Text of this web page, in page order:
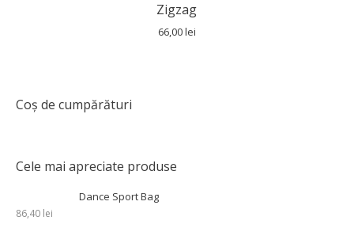
Zigzag
66,00lei
Coș de cumpărături
Cele mai apreciate produse
Dance Sport Bag
86,40 lei